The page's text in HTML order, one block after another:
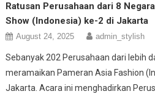
Ratusan Perusahaan dari 8
Show (Indonesia) ke-2 di Jakarta
August 24, 2025 admin_stylish
Sebanyak 202 Perusahaan dari lebih
meramaikan Pameran Asia Fashion
Jakarta. Acara ini menghadirkan